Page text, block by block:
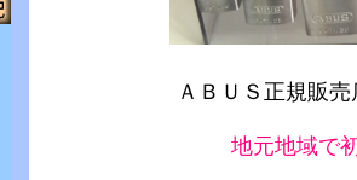
ＡＢＵＳ正規販
地元地域で